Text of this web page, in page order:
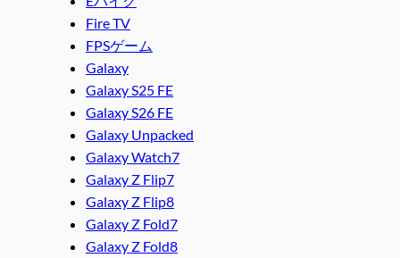
Fire TV
FPSゲーム
Galaxy
Galaxy S25 FE
Galaxy S26 FE
Galaxy Unpacked
Galaxy Watch7
Galaxy Z Flip7
Galaxy Z Flip8
Galaxy Z Fold7
Galaxy Z Fold8